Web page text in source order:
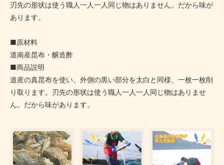
刃先の形状は使う職人一人一人同じ物はありません。だから味が
あります。
■原材料
道南産昆布・醸造酢
■商品説明
道産の真昆布を使い、外側の黒い部分を太白と同様、一枚一枚削
り取ります。刃先の形状は使う職人一人一人同じ物はありませ
ん。だから味があります。